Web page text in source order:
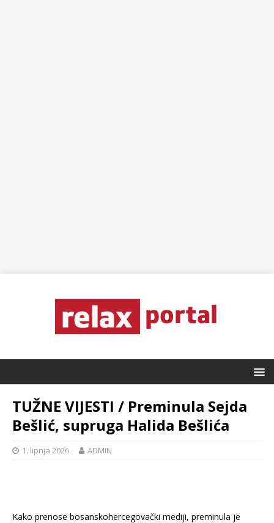
TUŽNE VIJESTI / Preminula Sejda
Bešlić, supruga Halida Bešlića
1. lipnja 2026. ADMIN
Kako prenose bosanskohercegovački mediji, preminula je